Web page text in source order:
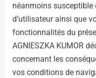
néanmoins susceptible
d’utilisateur ainsi que
fonctionnalités du
AGNIESZKA KUMOR
concernant les
vos conditions de